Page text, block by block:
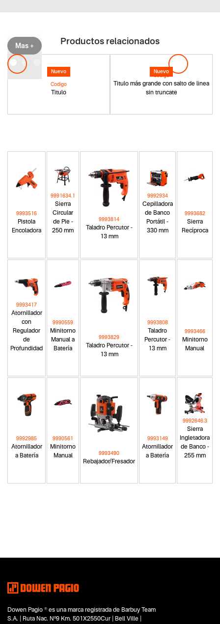
Mas + Productos relacionados
Nuevo
Titulo
Codigo
Nuevo
Titulo más grande con salto de linea
sin truncate
Pistola
Encoladora
9993516
Sierra
Circular
de Pie -
250 mm
9991634.1
Taladro Percutor -
13 mm
9993814
Cepilladora
de Banco
Portátil -
330 mm
9992934
Sierra
Recíproca
9993682
Atornillador
con
Regulador
de
Profundidad
9993417
Minitorno
Manual a
Batería
9990559
Taladro Percutor -
13 mm
9993829
Taladro
Percutor -
13 mm
9993808
Minitorno
Manual
9993466
Atornillador
a Batería
9992985
Minitorno
Manual
9990561
Rebajador/Fresador
9993490
Atornillador
a Batería
9993149
Sierra
Ingletadora
de Banco -
255 mm
9992646.3
Segmentos - pendiente
Carpintería
No items found.
Dowen Pagio ® es una marca registrada de Barbuy Team
S.A. | Ruta Nac. Nº9 Km. 501X2550Cur | Bell Ville |